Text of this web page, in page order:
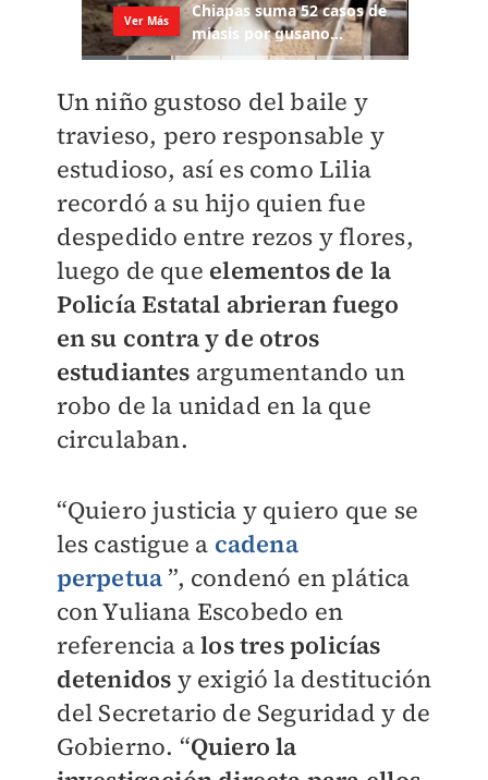
Un niño gustoso del baile y
travieso, pero responsable y
estudioso, así es como Lilia
recordó a su hijo quien fue
despedido entre rezos y flores,
luego de que elementos de la
Policía Estatal abrieran fuego
en su contra y de otros
estudiantes argumentando un
robo de la unidad en la que
circulaban.
“Quiero justicia y quiero que se
les castigue a cadena
perpetua”, condenó en plática
con Yuliana Escobedo en
referencia alos tres policías
detenidos y exigió la destitución
del Secretario de Seguridad y de
Gobierno. “Quiero la